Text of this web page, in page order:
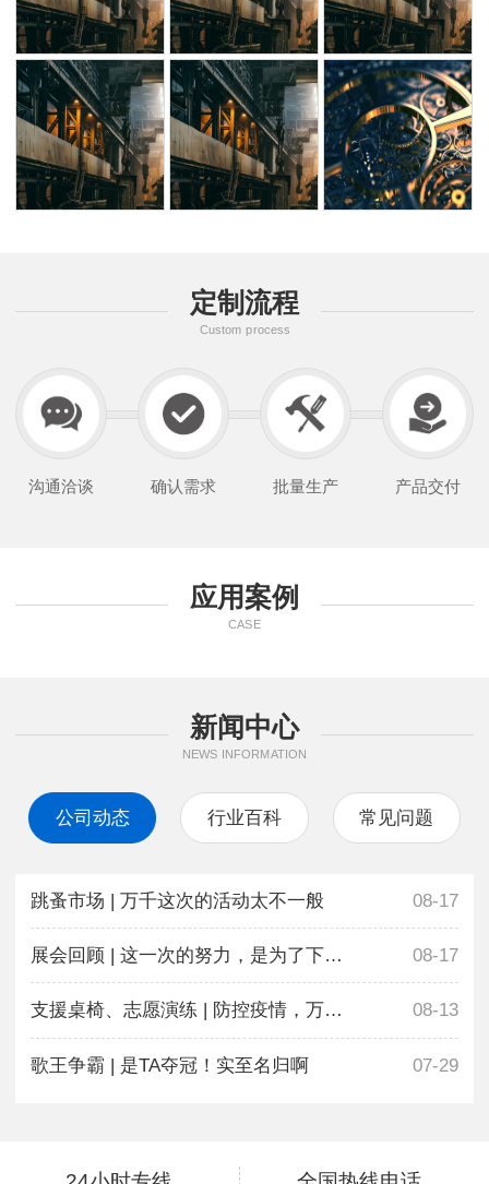
定制流程
Custom process
沟通洽谈 确认需求 批量生产 产品交付
应用案例
CASE
新闻中心
NEWS INFORMATION
公司动态 行业百科 常见问题
跳蚤市场 | 万千这次的活动太不一般 08-17
展会回顾 | 这一次的努力，是为了下一次更好地相遇 08-17
支援桌椅、志愿演练 | 防控疫情，万千在行动 08-13
歌王争霸 | 是TA夺冠！实至名归啊 07-29